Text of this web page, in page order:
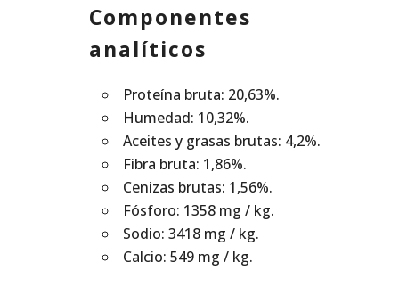
Componentes
analíticos
Proteína bruta: 20,63%.
Humedad: 10,32%.
Aceites y grasas brutas: 4,2%.
Fibra bruta: 1,86%.
Cenizas brutas: 1,56%.
Fósforo: 1358 mg / kg.
Sodio: 3418 mg / kg.
Calcio: 549 mg / kg.